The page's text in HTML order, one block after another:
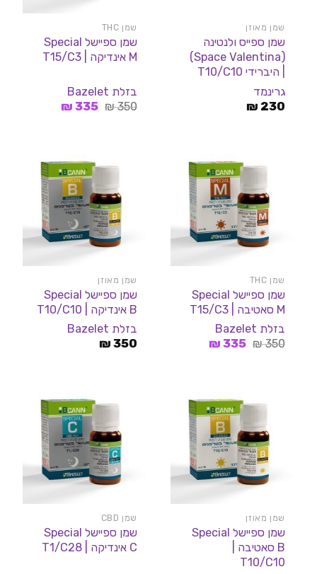
שמן מאוזן
שמן ספייס ולנטינה
(Space Valentina)
| היברידי T10/C10
גרינמד
230
₪
שמן THC
שמן ספיישל Special
M אינדיקה | T15/C3
בזלת Bazelet
350
₪ המחיר
335
₪המחיר
שמן THC
שמן ספיישל Special
M סאטיבה | T15/C3
בזלת Bazelet
350
₪ המחיר
335
₪המחיר
שמן מאוזן
שמן ספיישל Special
B אינדיקה | T10/C10
בזלת Bazelet
350
₪
שמן מאוזן
שמן ספיישל Special
B סאטיבה |
T10/C10
שמן CBD
שמן ספיישל Special
C אינדיקה | T1/C28